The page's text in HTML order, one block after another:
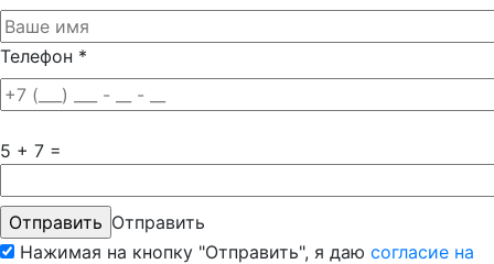
Телефон *
5 + 7 =
Отправить
Нажимая на кнопку "Отправить", я даю согласие на